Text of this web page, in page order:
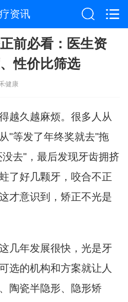
资讯
前必看：医生资
性价比筛选
健康
越久越麻烦。很多人从
"等发了年终奖就去"拖
去"，最后发现牙齿拥挤
了好几颗牙，咬合不正
才意识到，矫正不光是
几年发展很快，光是牙
选的机构和方案就让人
陶瓷半隐形、隐形矫